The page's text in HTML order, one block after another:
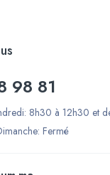
98 81
8h30 à 12h30 et
Fermé